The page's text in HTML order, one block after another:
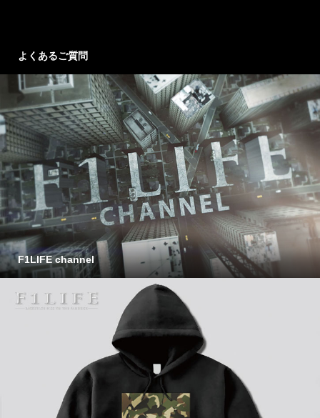
よくあるご質問
F1LIFE channel